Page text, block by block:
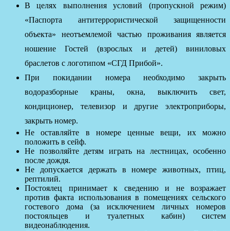
В целях выполнения условий (пропускной режим)
«Паспорта антитеррористической защищенности
объекта» неотъемлемой частью проживания является
ношение Гостей (взрослых и детей) виниловых
браслетов с логотипом «СГД Прибой».
При покидании номера необходимо закрыть
водоразборные краны, окна, выключить свет,
кондиционер, телевизор и другие электроприборы,
закрыть номер.
Не оставляйте в номере ценные вещи, их можно
положить в сейф.
Не позволяйте детям играть на лестницах, особенно
после дождя.
Не допускается держать в номере животных, птиц,
рептилий.
Постоялец принимает к сведению и не возражает
против факта использования в помещениях сельского
гостевого дома (за исключением личных номеров
постояльцев и туалетных кабин) систем
видеонаблюдения.